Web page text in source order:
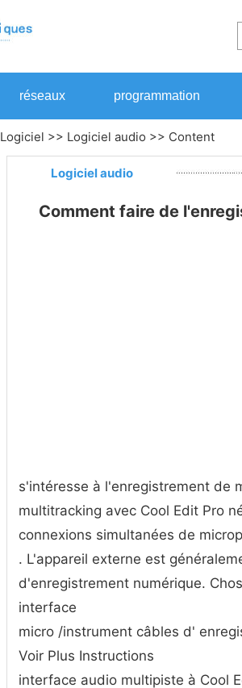
réseaux programmation
Logiciel >> Logiciel audio >> Content
Logiciel audio
Comment faire de
s'intéresse à l'enregistrement de
multitracking avec Cool Edit Pro
connexions simultanées de
. L'appareil externe est
d'enregistrement numérique.
interface
micro /instrument câbles d'
Voir Plus Instructions
interface audio multipiste à Cool